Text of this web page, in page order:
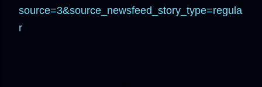
source=3&source_newsfeed_story_type=regula
r